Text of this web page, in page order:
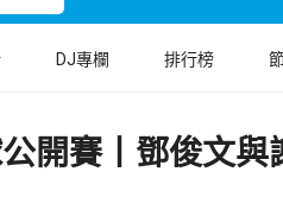
DJ專欄 排行榜
開賽丨鄧俊文與